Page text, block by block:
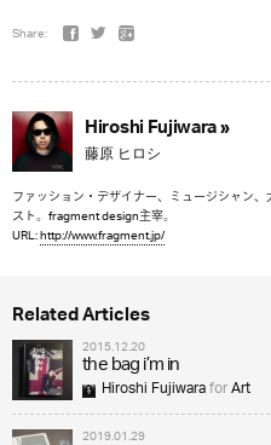
Share:
Hiroshi Fujiwara »
藤原 ヒロシ
ファッション・デザイナー、ミュージシャン
スト。fragment design主宰。
URL:http://www.fragment.jp/
Related Articles
2015.12.20
the bag i’m in
Hiroshi FujiwaraforArt
2019.01.29